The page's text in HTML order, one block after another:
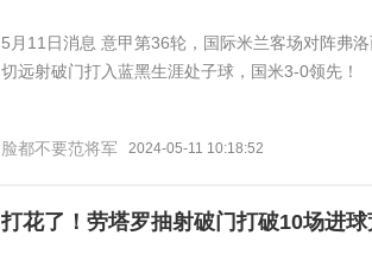
5月11日消息 意甲第36轮，国际米兰客场对阵弗
切远射破门打入蓝黑生涯处子球，国米3-0领先！
脸都不要范将军 2024-05-11 10:18:52
打花了！劳塔罗抽射破门打破10场进球